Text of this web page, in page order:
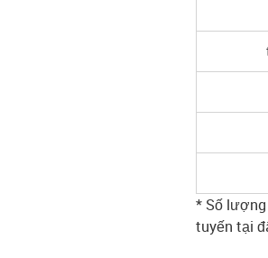
* Số
tuyến tại